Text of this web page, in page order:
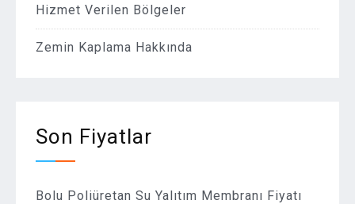
Hizmet Verilen Bölgeler
Zemin Kaplama Hakkında
Son Fiyatlar
Bolu Poliüretan Su Yalıtım Membranı Fiyatı